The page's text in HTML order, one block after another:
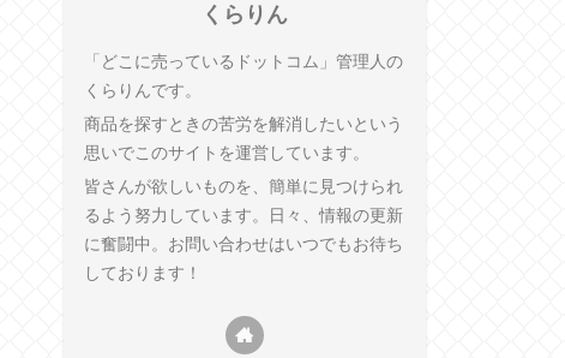
くらりん
「どこに売っているドットコム」管理人の
くらりんです。
商品を探すときの苦労を解消したいという
思いでこのサイトを運営しています。
皆さんが欲しいものを、簡単に見つけられ
るよう努力しています。日々、情報の更新
に奮闘中。お問い合わせはいつでもお待ち
しております！